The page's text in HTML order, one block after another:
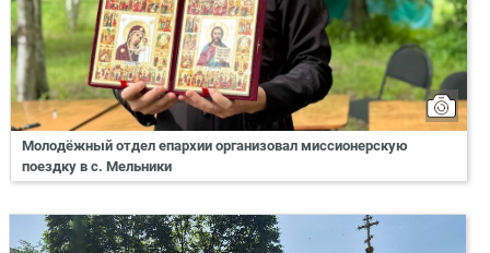
Молодёжный отдел епархии организовал миссионерскую
поездку в с. Мельники